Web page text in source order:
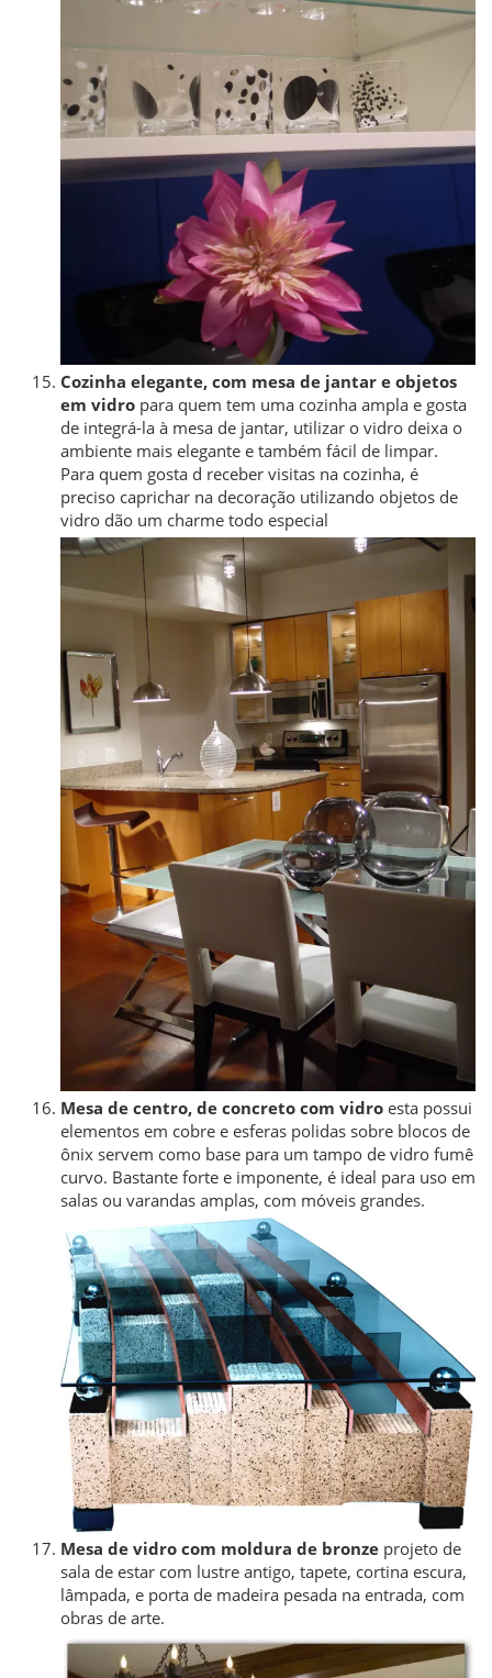
Cozinha elegante, com mesa de jantar e objetos
em vidro para quem tem uma cozinha ampla e gosta
de integrá-la à mesa de jantar, utilizar o vidro deixa o
ambiente mais elegante e também fácil de limpar.
Para quem gosta d receber visitas na cozinha, é
preciso caprichar na decoração utilizando objetos de
vidro dão um charme todo especial
Mesa de centro, de concreto com vidro esta possui
elementos em cobre e esferas polidas sobre blocos de
ônix servem como base para um tampo de vidro fumê
curvo. Bastante forte e imponente, é ideal para uso em
salas ou varandas amplas, com móveis grandes.
Mesa de vidro com moldura de bronze projeto de
sala de estar com lustre antigo, tapete, cortina escura,
lâmpada, e porta de madeira pesada na entrada, com
obras de arte.